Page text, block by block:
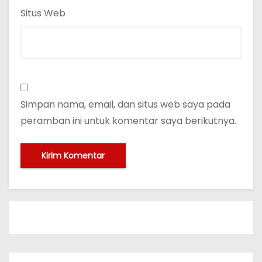
Situs Web
Simpan nama, email, dan situs web saya pada
peramban ini untuk komentar saya berikutnya.